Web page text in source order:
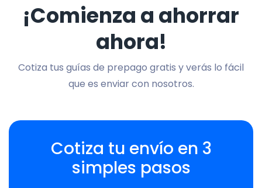
¡Comienza a ahorrar
ahora!
Cotiza tus guías de prepago gratis y verás lo fácil
que es enviar con nosotros.
Cotiza tu envío en 3
simples pasos